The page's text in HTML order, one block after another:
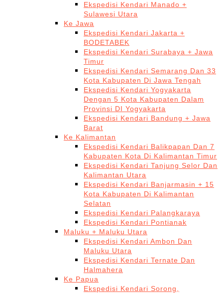
Ekspedisi Kendari Manado +
Sulawesi Utara
Ke Jawa
Ekspedisi Kendari Jakarta +
BODETABEK
Ekspedisi Kendari Surabaya + Jawa
Timur
Ekspedisi Kendari Semarang Dan 33
Kota Kabupaten Di Jawa Tengah
Ekspedisi Kendari Yogyakarta
Dengan 5 Kota Kabupaten Dalam
Provinsi DI Yogyakarta
Ekspedisi Kendari Bandung + Jawa
Barat
Ke Kalimantan
Ekspedisi Kendari Balikpapan Dan 7
Kabupaten Kota Di Kalimantan Timur
Ekspedisi Kendari Tanjung Selor Dan
Kalimantan Utara
Ekspedisi Kendari Banjarmasin + 15
Kota Kabupaten Di Kalimantan
Selatan
Ekspedisi Kendari Palangkaraya
Ekspedisi Kendari Pontianak
Maluku + Maluku Utara
Ekspedisi Kendari Ambon Dan
Maluku Utara
Ekspedisi Kendari Ternate Dan
Halmahera
Ke Papua
Ekspedisi Kendari Sorong,